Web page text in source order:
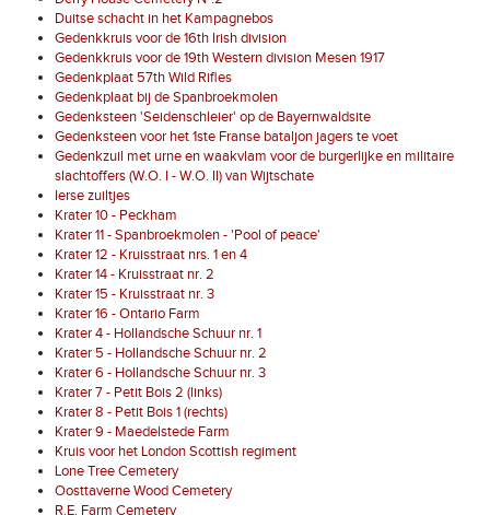
Duitse schacht in het Kampagnebos
Gedenkkruis voor de 16th Irish division
Gedenkkruis voor de 19th Western division Mesen 1917
Gedenkplaat 57th Wild Rifles
Gedenkplaat bij de Spanbroekmolen
Gedenksteen 'Seidenschleier' op de Bayernwaldsite
Gedenksteen voor het 1ste Franse bataljon jagers te voet
Gedenkzuil met urne en waakvlam voor de burgerlijke en militaire
slachtoffers (W.O. I - W.O. II) van Wijtschate
Ierse zuiltjes
Krater 10 - Peckham
Krater 11 - Spanbroekmolen - 'Pool of peace'
Krater 12 - Kruisstraat nrs. 1 en 4
Krater 14 - Kruisstraat nr. 2
Krater 15 - Kruisstraat nr. 3
Krater 16 - Ontario Farm
Krater 4 - Hollandsche Schuur nr. 1
Krater 5 - Hollandsche Schuur nr. 2
Krater 6 - Hollandsche Schuur nr. 3
Krater 7 - Petit Bois 2 (links)
Krater 8 - Petit Bois 1 (rechts)
Krater 9 - Maedelstede Farm
Kruis voor het London Scottish regiment
Lone Tree Cemetery
Oosttaverne Wood Cemetery
R.E. Farm Cemetery